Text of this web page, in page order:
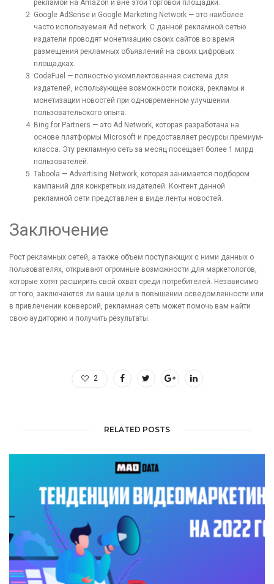
рекламой на Amazon и вне этой торговой площадки.
Google AdSense и Google Marketing Network — это наиболее
часто используемая Ad network. С данной рекламной сетью
издатели проводят монетизацию своих сайтов во время
размещения рекламных объявлений на своих цифровых
площадках.
CodeFuel — полностью укомплектованная система для
издателей, использующее возможности поиска, рекламы и
монетизации новостей при одновременном улучшении
пользовательского опыта.
Bing for Partners — это Ad Network, которая разработана на
основе платформы Microsoft и предоставляет ресурсы премиум-
класса. Эту рекламную сеть за месяц посещает более 1 млрд
пользователей.
Taboola — Advertising Network, которая занимается подбором
кампаний для конкретных издателей. Контент данной
рекламной сети представлен в виде ленты новостей.
Заключение
Рост рекламных сетей, а также объем поступающих с ними данных о
пользователях, открывают огромные возможности для маркетологов,
которые хотят расширить свой охват среди потребителей. Независимо
от того, заключаются ли ваши цели в повышении осведомленности или
в привлечении конверсий, рекламная сеть может помочь вам найти
свою аудиторию и получить результаты.
2
RELATED POSTS